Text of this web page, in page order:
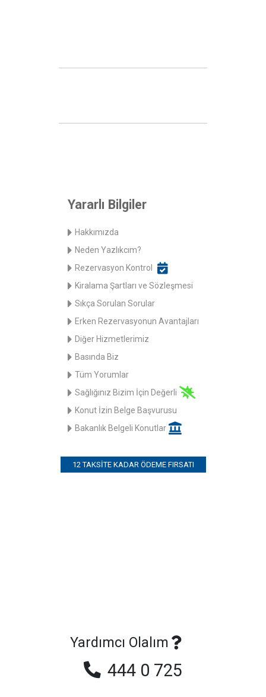
Yararlı Bilgiler
Hakkımızda
Neden Yazlıkcım?
Rezervasyon Kontrol
Kiralama Şartları ve Sözleşmesi
Sıkça Sorulan Sorular
Erken Rezervasyonun Avantajları
Diğer Hizmetlerimiz
Basında Biz
Tüm Yorumlar
Sağlığınız Bizim İçin Değerli
Konut İzin Belge Başvurusu
Bakanlık Belgeli Konutlar
12 TAKSITE KADAR ÖDEME FIRSATI
Yardımcı Olalım
444 0 725